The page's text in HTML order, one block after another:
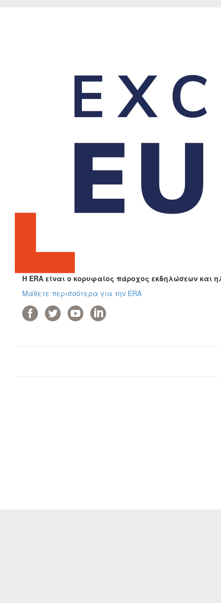
Η ERA είναι ο κορυφαίος πάροχος εκδηλώσεων και
Μάθετε περισσότερα για την ERA